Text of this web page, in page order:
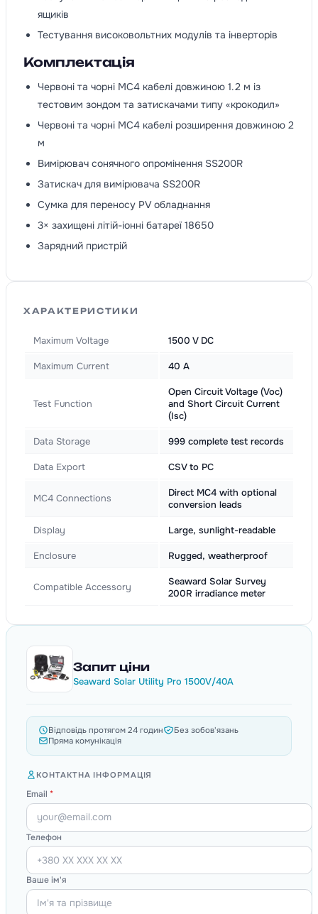
ящиків
Тестування високовольтних модулів та інверторів
Комплектація
Червоні та чорні MC4 кабелі довжиною 1.2 м із
тестовим зондом та затискачами типу «крокодил»
Червоні та чорні MC4 кабелі розширення довжиною 2
м
Вимірювач сонячного опромінення SS200R
Затискач для вимірювача SS200R
Сумка для переносу PV обладнання
3× захищені літій-іонні батареї 18650
Зарядний пристрій
ХАРАКТЕРИСТИКИ
Maximum Voltage 1500 V DC
Maximum Current 40 A
Test Function
Open Circuit Voltage (Voc)
and Short Circuit Current
(Isc)
Data Storage 999 complete test records
Data Export CSV to PC
MC4 Connections
Direct MC4 with optional
conversion leads
Display Large, sunlight-readable
Enclosure Rugged, weatherproof
Compatible Accessory
Seaward Solar Survey
200R irradiance meter
Запит ціни
Seaward Solar Utility Pro 1500V/40A
Відповідь протягом 24 годин
Без зобов'язань
Пряма комунікація
КОНТАКТНА ІНФОРМАЦІЯ
Email *
Телефон
Ваше ім'я